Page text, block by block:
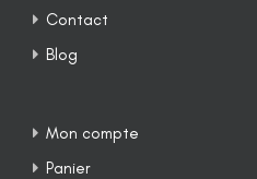
Contact
Blog
Mon compte
Panier